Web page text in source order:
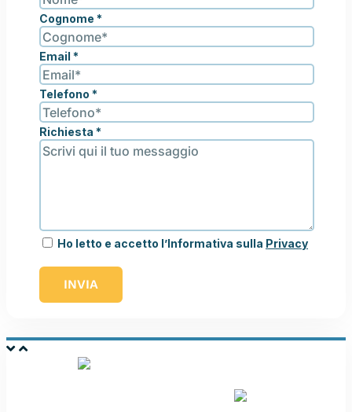
Cognome *
Email *
Telefono *
Richiesta *
Ho letto e accetto l’Informativa sulla Privacy
INVIA